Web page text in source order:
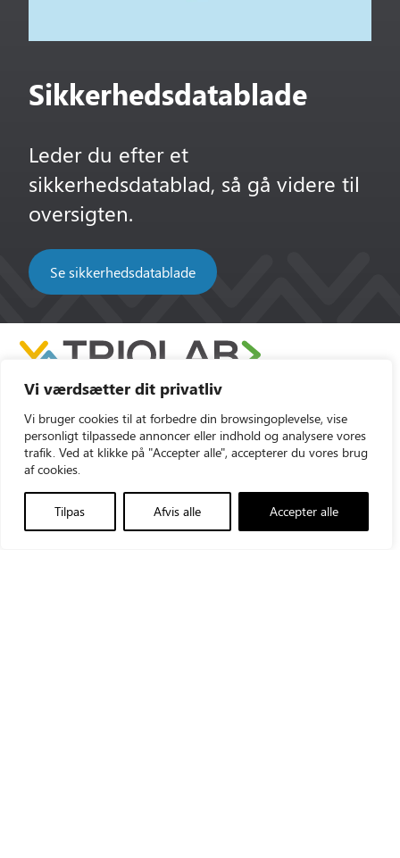
Vi værdsætter dit privatliv
Vi bruger cookies til at forbedre din browsingoplevelse, vise
personligt tilpassede annoncer eller indhold og analysere vores
trafik. Ved at klikke på "Accepter alle", accepterer du vores brug
af cookies.
Tilpas Afvis alle Accepter alle
Sikkerhedsdatablade
Leder du efter et
sikkerhedsdatablad, så gå videre til
oversigten.
Se sikkerhedsdatablade
Triolab AS
Vallensbækvej 35
+45 43960012